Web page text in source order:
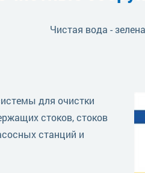
Чистая вода -
для очистки
стоков, стоков
станций и